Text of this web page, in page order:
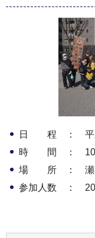
日 程 ： 平成
時 間 ： 10時
場 所 ： 瀬谷
参加人数 ： 20